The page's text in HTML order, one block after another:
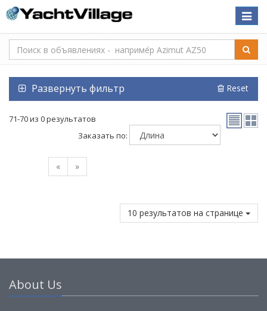
Toggle
Развернуть фильтр Reset
71-70 из 0 результатов
Заказать по:
« »
10 результатов на странице
About Us